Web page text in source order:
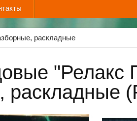
раскладные
"Релакс
раскладные